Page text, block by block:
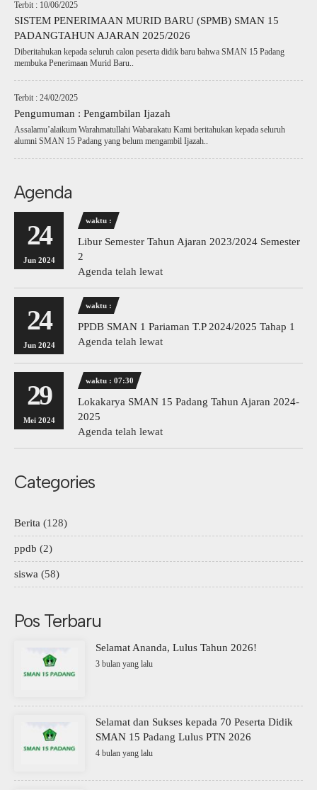
Terbit : 10/06/2025
SISTEM PENERIMAAN MURID BARU (SPMB) SMAN 15
PADANGTAHUN AJARAN 2025/2026
Diberitahukan kepada seluruh calon peserta didik baru bahwa SMAN 15 Padang
membuka Penerimaan Murid Baru..
Terbit : 24/02/2025
Pengumuman : Pengambilan Ijazah
Assalamu’alaikum Warahmatullahi Wabarakatu Kami beritahukan kepada seluruh
alumni SMAN 15 Padang yang belum mengambil Ijazah..
Agenda
24
Jun 2024
waktu :
Libur Semester Tahun Ajaran 2023/2024 Semester
2
Agenda telah lewat
24
Jun 2024
waktu :
PPDB SMAN 1 Pariaman T.P 2024/2025 Tahap 1
Agenda telah lewat
29
Mei 2024
waktu : 07:30
Lokakarya SMAN 15 Padang Tahun Ajaran 2024-
2025
Agenda telah lewat
Categories
Berita (128)
ppdb (2)
siswa (58)
Pos Terbaru
Selamat Ananda, Lulus Tahun 2026!
3 bulan yang lalu
Selamat dan Sukses kepada 70 Peserta Didik
SMAN 15 Padang Lulus PTN 2026
4 bulan yang lalu